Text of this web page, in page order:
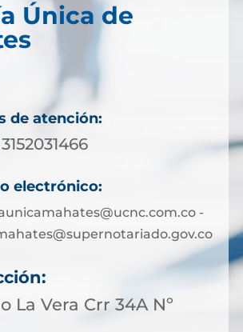
Única de
de atención:
electrónico:
-
La Vera Crr 34A Nº